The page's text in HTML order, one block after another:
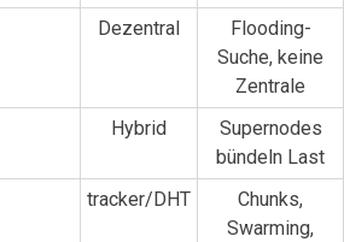
Dezentral
Flooding-
Suche, ​keine
Zentrale
Hybrid
Supernodes
bündeln Last
tracker/DHT
Chunks,
Swarming,